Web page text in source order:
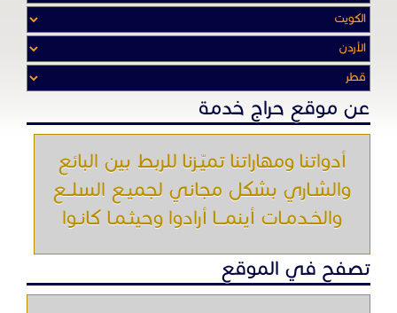
عن موقع حراج خدمة
أدواتنا ومهاراتنا تميّـزنا للربط بين البائع
والشـاري بشكل مجاني لجميـع السلــع
والخـدمـات أينمـــا أرادوا وحيثـمـا كانـوا
تصفح في الموقع